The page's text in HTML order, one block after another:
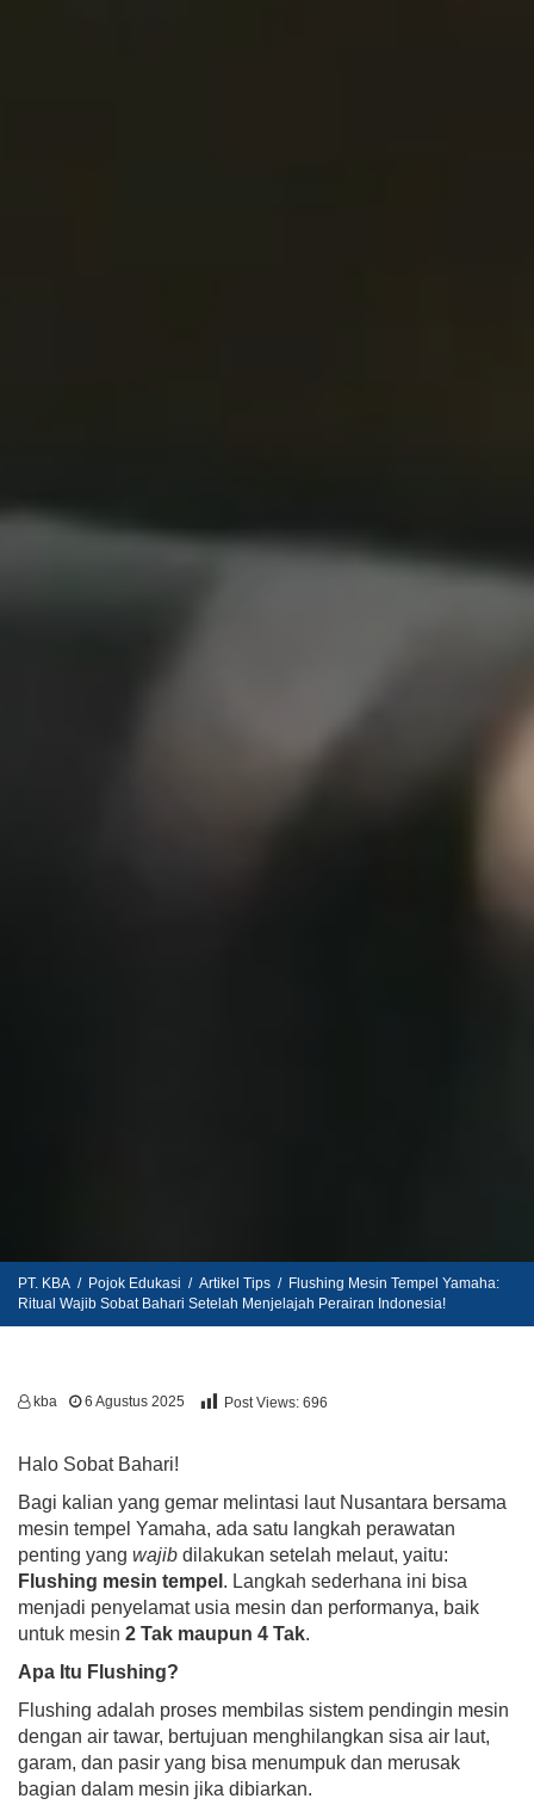
PT. KBA / Pojok Edukasi / Artikel Tips / Flushing Mesin Tempel Yamaha:
Ritual Wajib Sobat Bahari Setelah Menjelajah Perairan Indonesia!
kba 6 Agustus 2025 Post Views: 696
Halo Sobat Bahari!
Bagi kalian yang gemar melintasi laut Nusantara bersama
mesin tempel Yamaha, ada satu langkah perawatan
penting yang wajib dilakukan setelah melaut, yaitu:
Flushing mesin tempel . Langkah sederhana ini bisa
menjadi penyelamat usia mesin dan performanya, baik
untuk mesin 2 Tak maupun 4 Tak.
Apa Itu Flushing?
Flushing adalah proses membilas sistem pendingin mesin
dengan air tawar, bertujuan menghilangkan sisa air laut,
garam, dan pasir yang bisa menumpuk dan merusak
bagian dalam mesin jika dibiarkan.